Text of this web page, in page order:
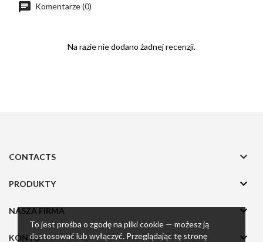
To jest prośba o zgodę na pliki cookie — możesz ją
dostosować lub wyłączyć. Przeglądając tę stronę
Komentarze (0)
Na razie nie dodano żadnej recenzji.
CONTACTS 
PRODUKTY 
NASZA FIRMA 
KONTO 